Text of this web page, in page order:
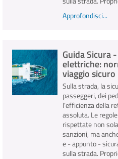
Approfondisci...
Guida Sicura
elettriche:
viaggio sicuro
Sulla strada, la
passeggeri, dei
l’efficienza della
assoluta. Le
rispettate non
sanzioni, ma
e - appunto -
sulla strada.